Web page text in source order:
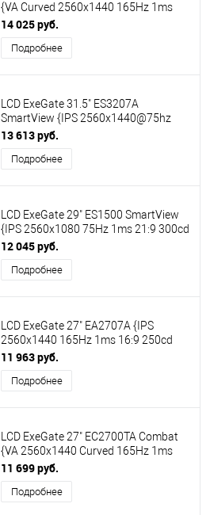
{VA Curved 2560x1440 165Hz 1ms
16:9 300cd 3500:1 178/178 HDMI2.0
2xDisplayPort Speakers RGB-
подсветка} [EX299470RUS]
14 025 руб.
Подробнее
LCD ExeGate 31.5" ES3207A
SmartView {IPS 2560x1440@75hz
1ms 16:9 300cd 1000:1 178/178
HDMI DisplayPort USB speakers HAS
VESA} [EX299474RUS]
13 613 руб.
Подробнее
LCD ExeGate 29" ES1500 SmartView
{IPS 2560x1080 75Hz 1ms 21:9 300cd
1000:1 178/178 HDMI DisplayPort
USB} [EX297302RUS]
12 045 руб.
Подробнее
LCD ExeGate 27" EA2707A {IPS
2560x1440 165Hz 1ms 16:9 250cd
1000:1 178/178 2xHDMI2.0
DisplayPort USB WebCam}
[EX300309RUS]
11 963 руб.
Подробнее
LCD ExeGate 27" EC2700TA Combat
{VA 2560x1440 Curved 165Hz 1ms
16:9 300cd 3000:1 178/178 2xHDMI
DisplayPort USB Speakers}
[EX297303RUS]
11 699 руб.
Подробнее